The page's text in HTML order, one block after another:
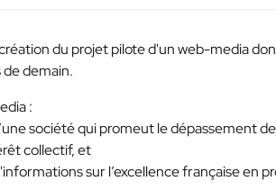
du projet pilote d'un web-media
demain.
:
société qui promeut le dépassement
collectif, et
sur l’excellence française en